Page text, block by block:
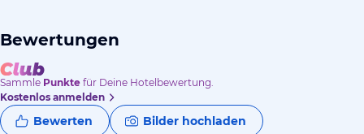
Bewertungen
Sammle Punkte für Deine Hotelbewertung.
Kostenlos anmelden
Bewerten Bilder hochladen